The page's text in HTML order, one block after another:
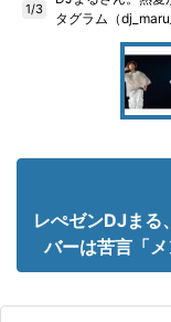
1/3
タグラム（
レぺゼンDJま
バーは苦言「メ